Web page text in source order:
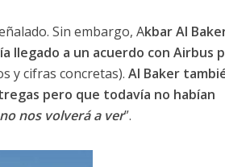
Sin embargo, Akbar Al
llegado a un acuerdo con Airbus
y cifras concretas). Al Baker
pero que todavía no habían
nos volverá a ver”.